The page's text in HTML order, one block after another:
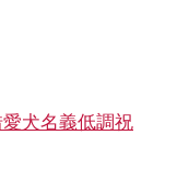
犬名義低調祝